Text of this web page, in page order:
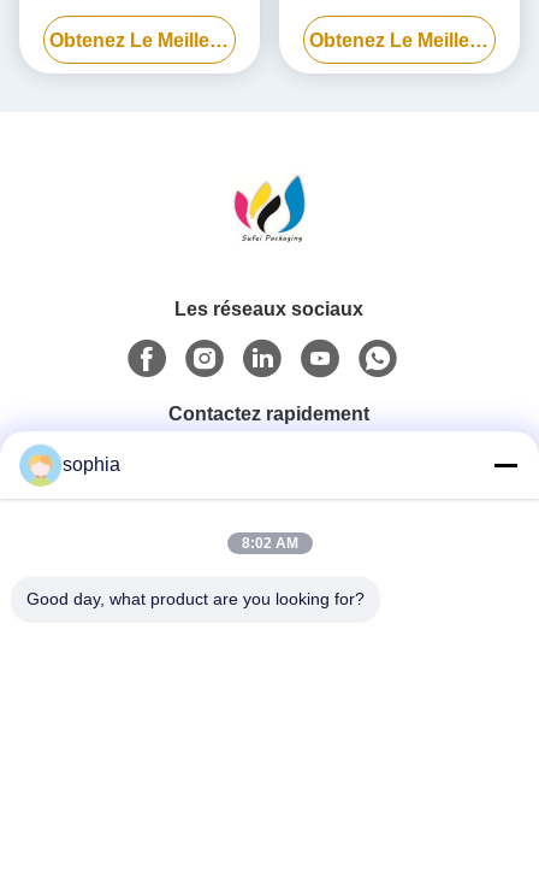
carton écologique
Obtenez Le Meilleur Prix
portables, Boîte d'emballage
pour batterie externe
biodégradable personnalisée
Obtenez Le Meilleur Prix
Les réseaux sociaux
Contactez rapidement
0086-13128969971
Email
sophia
8:02 AM
Good day, what product are you looking for?